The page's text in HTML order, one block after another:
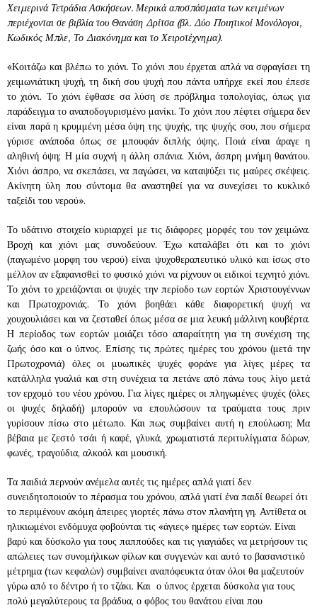
Χειμερινά Τετράδια Ασκήσεων. Μερικά αποσπάσματα των κειμένων
περιέχονται σε βιβλία του Θανάση Δρίτσα (βλ. Δύο Ποιητικοί Μονόλογοι,
Κωδικός Μπλε, Το Διακόνημα και το Χειροτέχνημα).
«Κοιτάζω και βλέπω το χιόνι. Το χιόνι που έρχεται απλά να σφραγίσει τη
χειμωνιάτικη ψυχή, τη δική σου ψυχή που πάντα υπήρχε εκεί που έπεσε
το χιόνι. Το χιόνι έφθασε σα λύση σε πρόβλημα τοπολογίας, όπως για
παράδειγμα το αναποδογυρισμένο μανίκι. Το χιόνι που πέφτει σήμερα δεν
είναι παρά η κρυμμένη μέσα όψη της ψυχής, της ψυχής σου, που σήμερα
γύρισε ανάποδα όπως σε μπουφάν διπλής όψης. Ποιά είναι άραγε η
αληθινή όψη; Η μία συχνή η άλλη σπάνια. Χιόνι, άσπρη μνήμη θανάτου.
Χιόνι άσπρο, να σκεπάσει, να παγώσει, να καταψύξει τις μαύρες σκέψεις.
Ακίνητη ύλη που σύντομα θα αναστηθεί για να συνεχίσει το κυκλικό
ταξείδι του νερού».
Το υδάτινο στοιχείο κυριαρχεί με τις διάφορες μορφές του τον χειμώνα.
Βροχή και χιόνι μας συνοδεύουν. Έχω καταλάβει ότι και το χιόνι
(παγωμένο μορφη του νερού) είναι ψυχοθεραπευτικό υλικό και ίσως στο
μέλλον αν εξαφανισθεί το φυσικό χιόνι να ρίχνουν οι ειδικοί τεχνητό χιόνι.
Το χιόνι το χρειάζονται οι ψυχές την περίοδο των εορτών Χριστουγέννων
και Πρωτοχρονιάς. Το χιόνι βοηθάει κάθε διαφορετική ψυχή να
χουχουλιάσει και να ζεσταθεί όπως μέσα σε μια λευκή μάλλινη κουβέρτα.
Η περίοδος των εορτών μοιάζει τόσο απαραίτητη για τη συνέχιση της
ζωής όσο και ο ύπνος. Επίσης τις πρώτες ημέρες του χρόνου (μετά την
Πρωτοχρονιά) όλες οι μυωπικές ψυχές φοράνε για λίγες μέρες τα
κατάλληλα γυαλιά και στη συνέχεια τα πετάνε από πάνω τους λίγο μετά
τον ερχομό του νέου χρόνου. Για λίγες ημέρες οι πληγωμένες ψυχές (όλες
οι ψυχές δηλαδή) μπορούν να επουλώσουν τα τραύματα τους πριν
γυρίσουν πίσω στο μέτωπο. Και πως συμβαίνει αυτή η επούλωση; Μα
βέβαια με ζεστό τσάι ή καφέ, γλυκά, χρωματιστά περιτυλίγματα δώρων,
φωνές, τραγούδια, αλκοόλ και μουσική.
Τα παιδιά περνούν ανέμελα αυτές τις ημέρες απλά γιατί δεν
συνειδητοποιούν το πέρασμα του χρόνου, απλά γιατί ένα παιδί θεωρεί ότι
το περιμένουν ακόμη άπειρες γιορτές πάνω στον πλανήτη γη. Αντίθετα οι
ηλικιωμένοι ενδόμυχα φοβούνται τις «άγιες» ημέρες των εορτών. Είναι
βαρύ και δύσκολο για τους παππούδες και τις γιαγιάδες να μετρήσουν τις
απώλειες των συνομήλικων φίλων και συγγενών και αυτό το βασανιστικό
μέτρημα (των κεφαλών) συμβαίνει αναπόφευκτα όταν όλοι θα μαζευτούν
γύρω από το δέντρο ή το τζάκι. Και ο ύπνος έρχεται δύσκολα για τους
πολύ μεγαλύτερους τα βράδυα, ο φόβος του θανάτου είναι που